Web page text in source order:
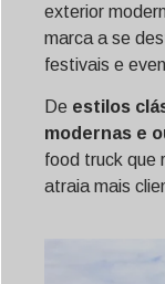
exterior
marca a se
festivais e
De estilos
modernas e
food truck que
atraia mais